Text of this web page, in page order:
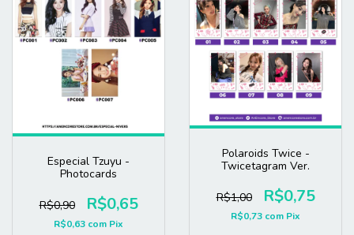
Especial Tzuyu -
Photocards
R$0,90 R$0,65
R$0,63 com Pix
Polaroids Twice -
Twicetagram Ver.
R$1,00 R$0,75
R$0,73 com Pix